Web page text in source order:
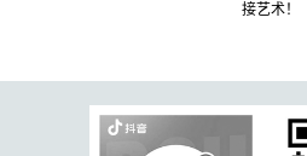
接艺术！